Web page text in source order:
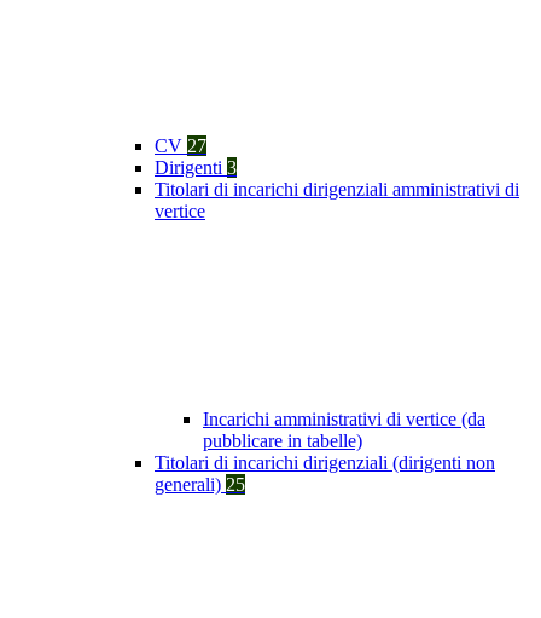
CV 27
Dirigenti 3
Titolari di incarichi dirigenziali amministrativi di
vertice
Incarichi amministrativi di vertice (da
pubblicare in tabelle)
Titolari di incarichi dirigenziali (dirigenti non
generali) 25